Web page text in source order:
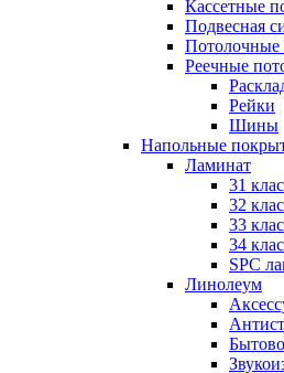
Кассетные
Подвесная
Потолочные
Реечные
Рейки
Шины
Напольные
Ламинат
31
32
33
34
SPC
Линолеум